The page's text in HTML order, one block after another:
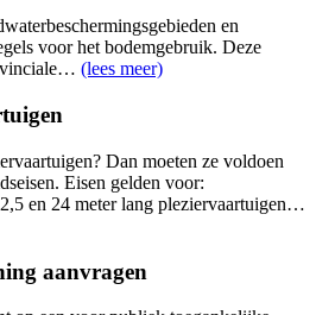
en
voor het bodemgebruik. Deze
(lees meer)
Dan moeten ze voldoen
Eisen gelden voor:
en 24 meter lang pleziervaartuigen…
aanvragen